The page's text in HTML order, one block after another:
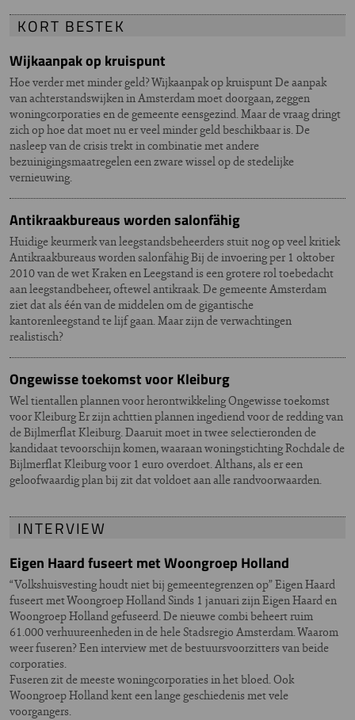
KORT BESTEK
Wijkaanpak op kruispunt
Hoe verder met minder geld? Wijkaanpak op kruispunt De aanpak
van achterstandswijken in Amsterdam moet doorgaan, zeggen
woningcorporaties en de gemeente eensgezind. Maar de vraag dringt
zich op hoe dat moet nu er veel minder geld beschikbaar is. De
nasleep van de crisis trekt in combinatie met andere
bezuinigingsmaatregelen een zware wissel op de stedelijke
vernieuwing.
Antikraakbureaus worden salonfähig
Huidige keurmerk van leegstandsbeheerders stuit nog op veel kritiek
Antikraakbureaus worden salonfähig Bij de invoering per 1 oktober
2010 van de wet Kraken en Leegstand is een grotere rol toebedacht
aan leegstandbeheer, oftewel antikraak. De gemeente Amsterdam
ziet dat als één van de middelen om de gigantische
kantorenleegstand te lijf gaan. Maar zijn de verwachtingen
realistisch?
Ongewisse toekomst voor Kleiburg
Wel tientallen plannen voor herontwikkeling Ongewisse toekomst
voor Kleiburg Er zijn achttien plannen ingediend voor de redding van
de Bijlmerflat Kleiburg. Daaruit moet in twee selectieronden de
kandidaat tevoorschijn komen, waaraan woningstichting Rochdale de
Bijlmerflat Kleiburg voor 1 euro overdoet. Althans, als er een
geloofwaardig plan bij zit dat voldoet aan alle randvoorwaarden.
INTERVIEW
Eigen Haard fuseert met Woongroep Holland
“Volkshuisvesting houdt niet bij gemeentegrenzen op” Eigen Haard
fuseert met Woongroep Holland Sinds 1 januari zijn Eigen Haard en
Woongroep Holland gefuseerd. De nieuwe combi beheert ruim
61.000 verhuureenheden in de hele Stadsregio Amsterdam. Waarom
weer fuseren? Een interview met de bestuursvoorzitters van beide
corporaties.
Fuseren zit de meeste woningcorporaties in het bloed. Ook
Woongroep Holland kent een lange geschiedenis met vele
voorgangers.